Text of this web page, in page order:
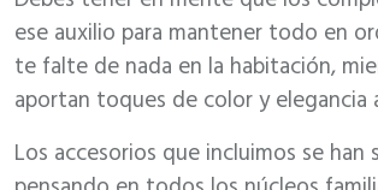
ese auxilio para mantener todo en
te falte de nada en la habitación,
aportan toques de color y elegancia
Los accesorios que incluimos se han